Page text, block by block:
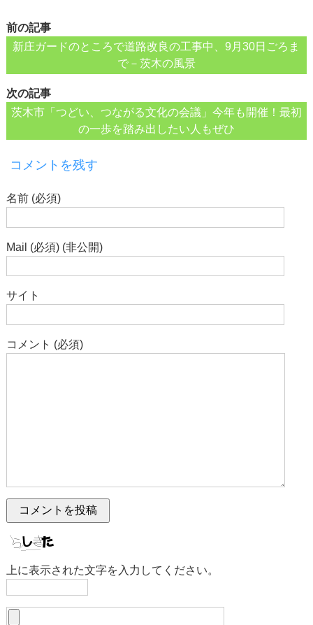
前の記事
新庄ガードのところで道路改良の工事中、9月30日ごろま
で－茨木の風景
次の記事
茨木市「つどい、つながる文化の会議」今年も開催！最初
の一歩を踏み出したい人もぜひ
コメントを残す
名前 (必須)
Mail (必須) (非公開)
サイト
コメント (必須)
上に表示された文字を入力してください。